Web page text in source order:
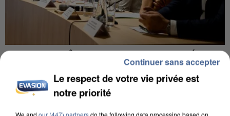
INCENDIES : L’ÎLE-DE-FRANCE LANCE UN ÉLAN
DE SOLIDARITÉ AVEC LES...
Le respect de votre vie privée est
notre priorité
We and our (447) partnersdo the following data processing based on
Continuer sans accepter